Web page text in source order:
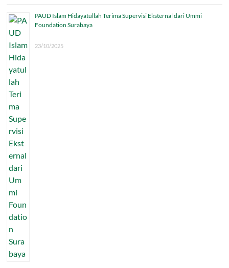
PAUD Islam Hidayatullah Terima Supervisi Eksternal dari Ummi
Foundation Surabaya
23/10/2025